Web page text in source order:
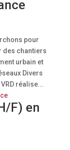
pour
des chantiers
urbain et
Divers
réalise...
F) en